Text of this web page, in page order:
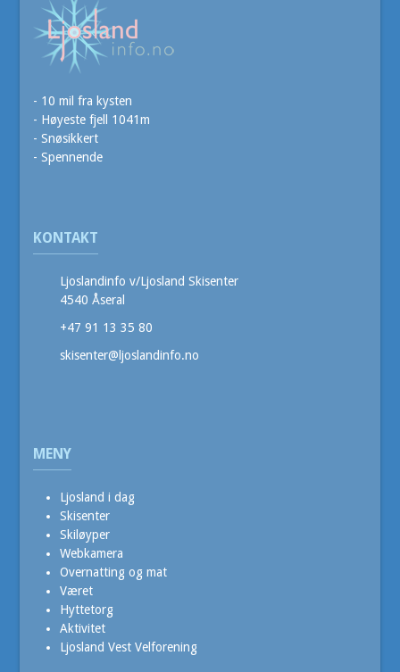
- 10 mil fra kysten
- Høyeste fjell 1041m
- Snøsikkert
- Spennende
KONTAKT
Ljoslandinfo v/Ljosland Skisenter
4540 Åseral
+47 91 13 35 80
skisenter@ljoslandinfo.no
MENY
Ljosland i dag
Skisenter
Skiløyper
Webkamera
Overnatting og mat
Været
Hyttetorg
Aktivitet
Ljosland Vest Velforening